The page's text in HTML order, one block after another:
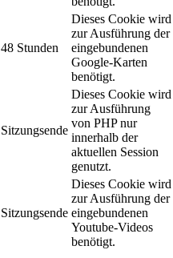
48 Stunden
Dieses Cookie wird
zur Ausführung der
eingebundenen
Google-Karten
benötigt.
Sitzungsende
Dieses Cookie wird
zur Ausführung
von PHP nur
innerhalb der
aktuellen Session
genutzt.
Sitzungsende
Dieses Cookie wird
zur Ausführung der
eingebundenen
Youtube-Videos
benötigt.